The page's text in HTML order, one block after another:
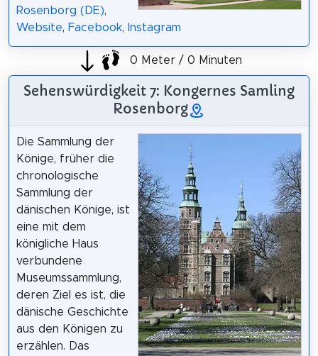
Rosenborg (DE),
Website, Facebook, Instagram
0 Meter / 0 Minuten
Sehenswürdigkeit 7: Kongernes Samling
Rosenborg
Die Sammlung der
Könige, früher die
chronologische
Sammlung der
dänischen Könige, ist
eine mit dem
königliche Haus
verbundene
Museumssammlung,
deren Ziel es ist, die
dänische Geschichte
aus den Königen zu
erzählen. Das